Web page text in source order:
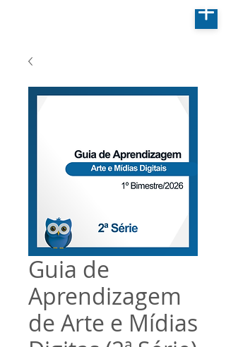
Guia de
Aprendizagem
de Arte e Mídias